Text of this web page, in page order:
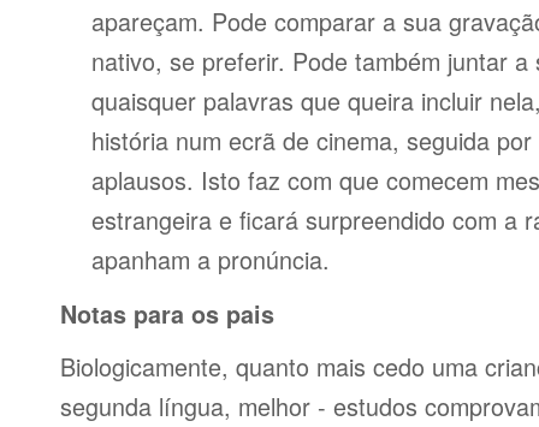
apareçam. Pode comparar a sua
nativo, se preferir. Pode também juntar a
quaisquer palavras que queira incluir
história num ecrã de cinema, seguida
aplausos. Isto faz com que comecem
estrangeira e ficará surpreendido com a
apanham a pronúncia.
Notas para os pais
Biologicamente, quanto mais cedo uma
segunda língua, melhor - estudos